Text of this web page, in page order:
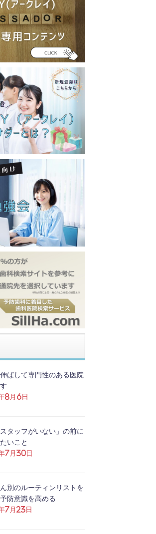
ばして専門性のある医院
8月6日
スタッフがいない」の前に
いこと
7月30日
別のルーティンリストを
防意識を高める
7月23日